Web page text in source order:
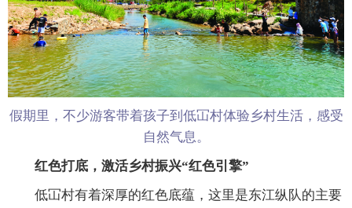
假期里，不少游客带着孩子到低冚村体验乡村生活，感受
自然气息。
红色打底，激活乡村振兴“红色引擎”
低冚村有着深厚的红色底蕴，这里是东江纵队的主要